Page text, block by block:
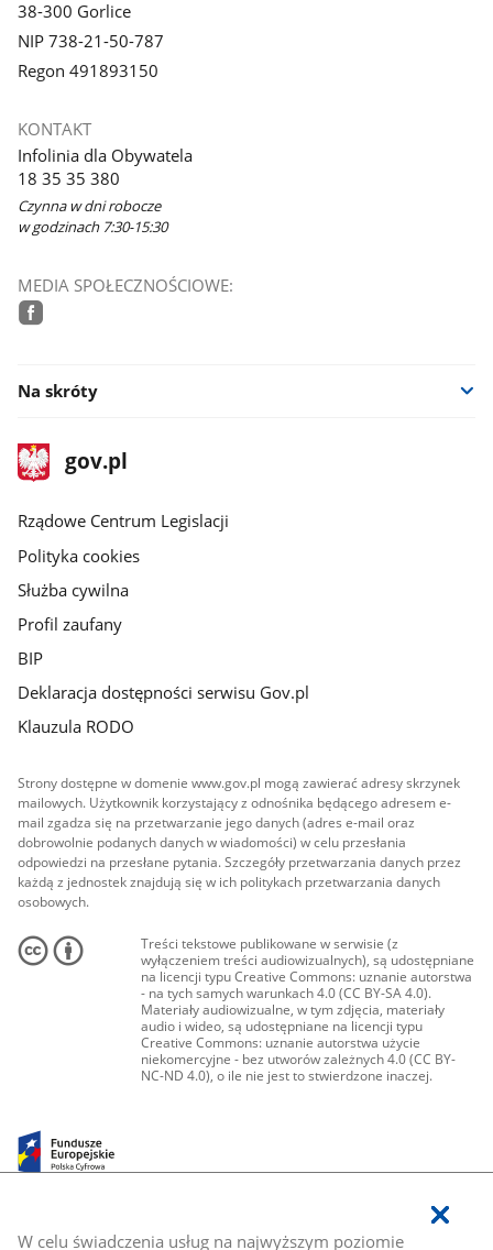
W celu świadczenia usług na najwyższym poziomie
38-300 Gorlice
NIP 738-21-50-787
Regon 491893150
KONTAKT
Infolinia dla Obywatela
18 35 35 380
Czynna w dni robocze
w godzinach 7:30-15:30
MEDIA SPOŁECZNOŚCIOWE:
Na skróty
stopka
gov.plStrona
gov.pl
Rządowe Centrum Legislacji
Polityka cookies
Służba cywilna
Profil zaufany
BIP
Deklaracja dostępności serwisu Gov.pl
Klauzula RODO
Strony dostępne w domenie www.gov.pl mogą zawierać adresy skrzynek
mailowych. Użytkownik korzystający z odnośnika będącego adresem e-
mail zgadza się na przetwarzanie jego danych (adres e-mail oraz
dobrowolnie podanych danych w wiadomości) w celu przesłania
odpowiedzi na przesłane pytania. Szczegóły przetwarzania danych przez
każdą z jednostek znajdują się w ich politykach przetwarzania danych
osobowych.
Treści tekstowe publikowane w serwisie (z
wyłączeniem treści audiowizualnych), są udostępniane
na licencji typu Creative Commons: uznanie autorstwa
- na tych samych warunkach 4.0 (CC BY-SA 4.0).
Materiały audiowizualne, w tym zdjęcia, materiały
audio i wideo, są udostępniane na licencji typu
Creative Commons: uznanie autorstwa użycie
niekomercyjne - bez utworów zależnych 4.0 (CC BY-
NC-ND 4.0), o ile nie jest to stwierdzone inaczej.